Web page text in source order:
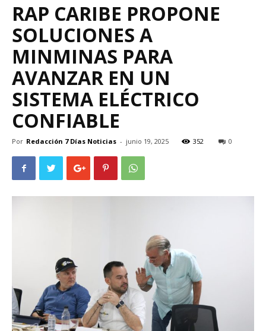
RAP CARIBE PROPONE
SOLUCIONES A
MINMINAS PARA
AVANZAR EN UN
SISTEMA ELÉCTRICO
CONFIABLE
Por Redacción 7 Días Noticias - junio 19, 2025 352 0